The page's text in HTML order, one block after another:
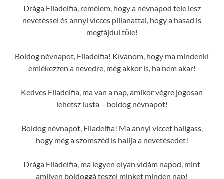
Drága Filadelfia, remélem, hogy a névnapod tele lesz
nevetéssel és annyi vicces pillanattal, hogy a hasad is
megfájdul tőle!
Boldog névnapot, Filadelfia! Kívánom, hogy ma mindenki
emlékezzen a nevedre, még akkor is, ha nem akar!
Kedves Filadelfia, ma van a nap, amikor végre jogosan
lehetsz lusta – boldog névnapot!
Boldog névnapot, Filadelfia! Ma annyi viccet hallgass,
hogy még a szomszéd is hallja a nevetésedet!
Drága Filadelfia, ma legyen olyan vidám napod, mint
amilyen boldoggá teszel minket minden nap!